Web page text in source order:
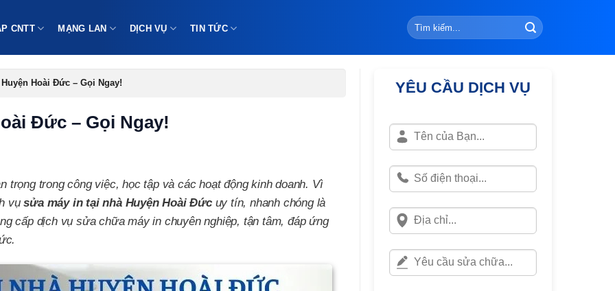
CNTT MẠNG LAN DỊCH VỤ TIN TỨC
Hoài Đức – Gọi Ngay!
Đức – Gọi Ngay!
trọng trong công việc, học tập và các hoạt động kinh doanh. Vì
vụsửa máy in tại nhà Huyện Hoài Đứcuy tín, nhanh chóng là
cấp dịch vụ sửa chữa máy in chuyên nghiệp, tận tâm, đáp ứng
YÊU CẦU DỊCH VỤ